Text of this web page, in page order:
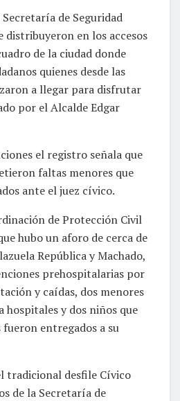
de Seguridad
distribuyeron en los accesos
de la ciudad donde
quienes desde las
a llegar para disfrutar
por el Alcalde Edgar
el registro señala que
faltas menores que
ante el juez cívico.
de Protección Civil
hubo un aforo de cerca de
República y Machado,
prehospitalarias por
y caídas, dos menores
hospitales y dos niños que
entregados a su
tradicional desfile Cívico
de la Secretaría de